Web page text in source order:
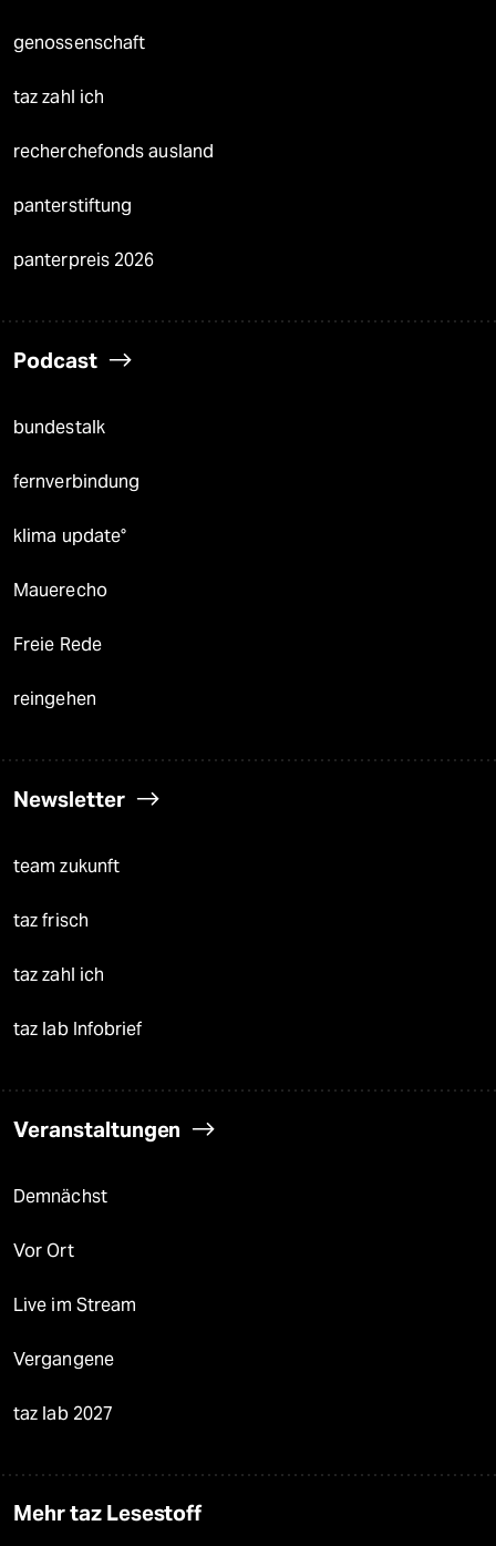
genossenschaft
taz zahl ich
recherchefonds ausland
panterstiftung
panterpreis 2026
Podcast
bundestalk
fernverbindung
klima update°
Mauerecho
Freie Rede
reingehen
Newsletter
team zukunft
taz frisch
taz zahl ich
taz lab Infobrief
Veranstaltungen
Demnächst
Vor Ort
Live im Stream
Vergangene
taz lab 2027
Mehr taz Lesestoff